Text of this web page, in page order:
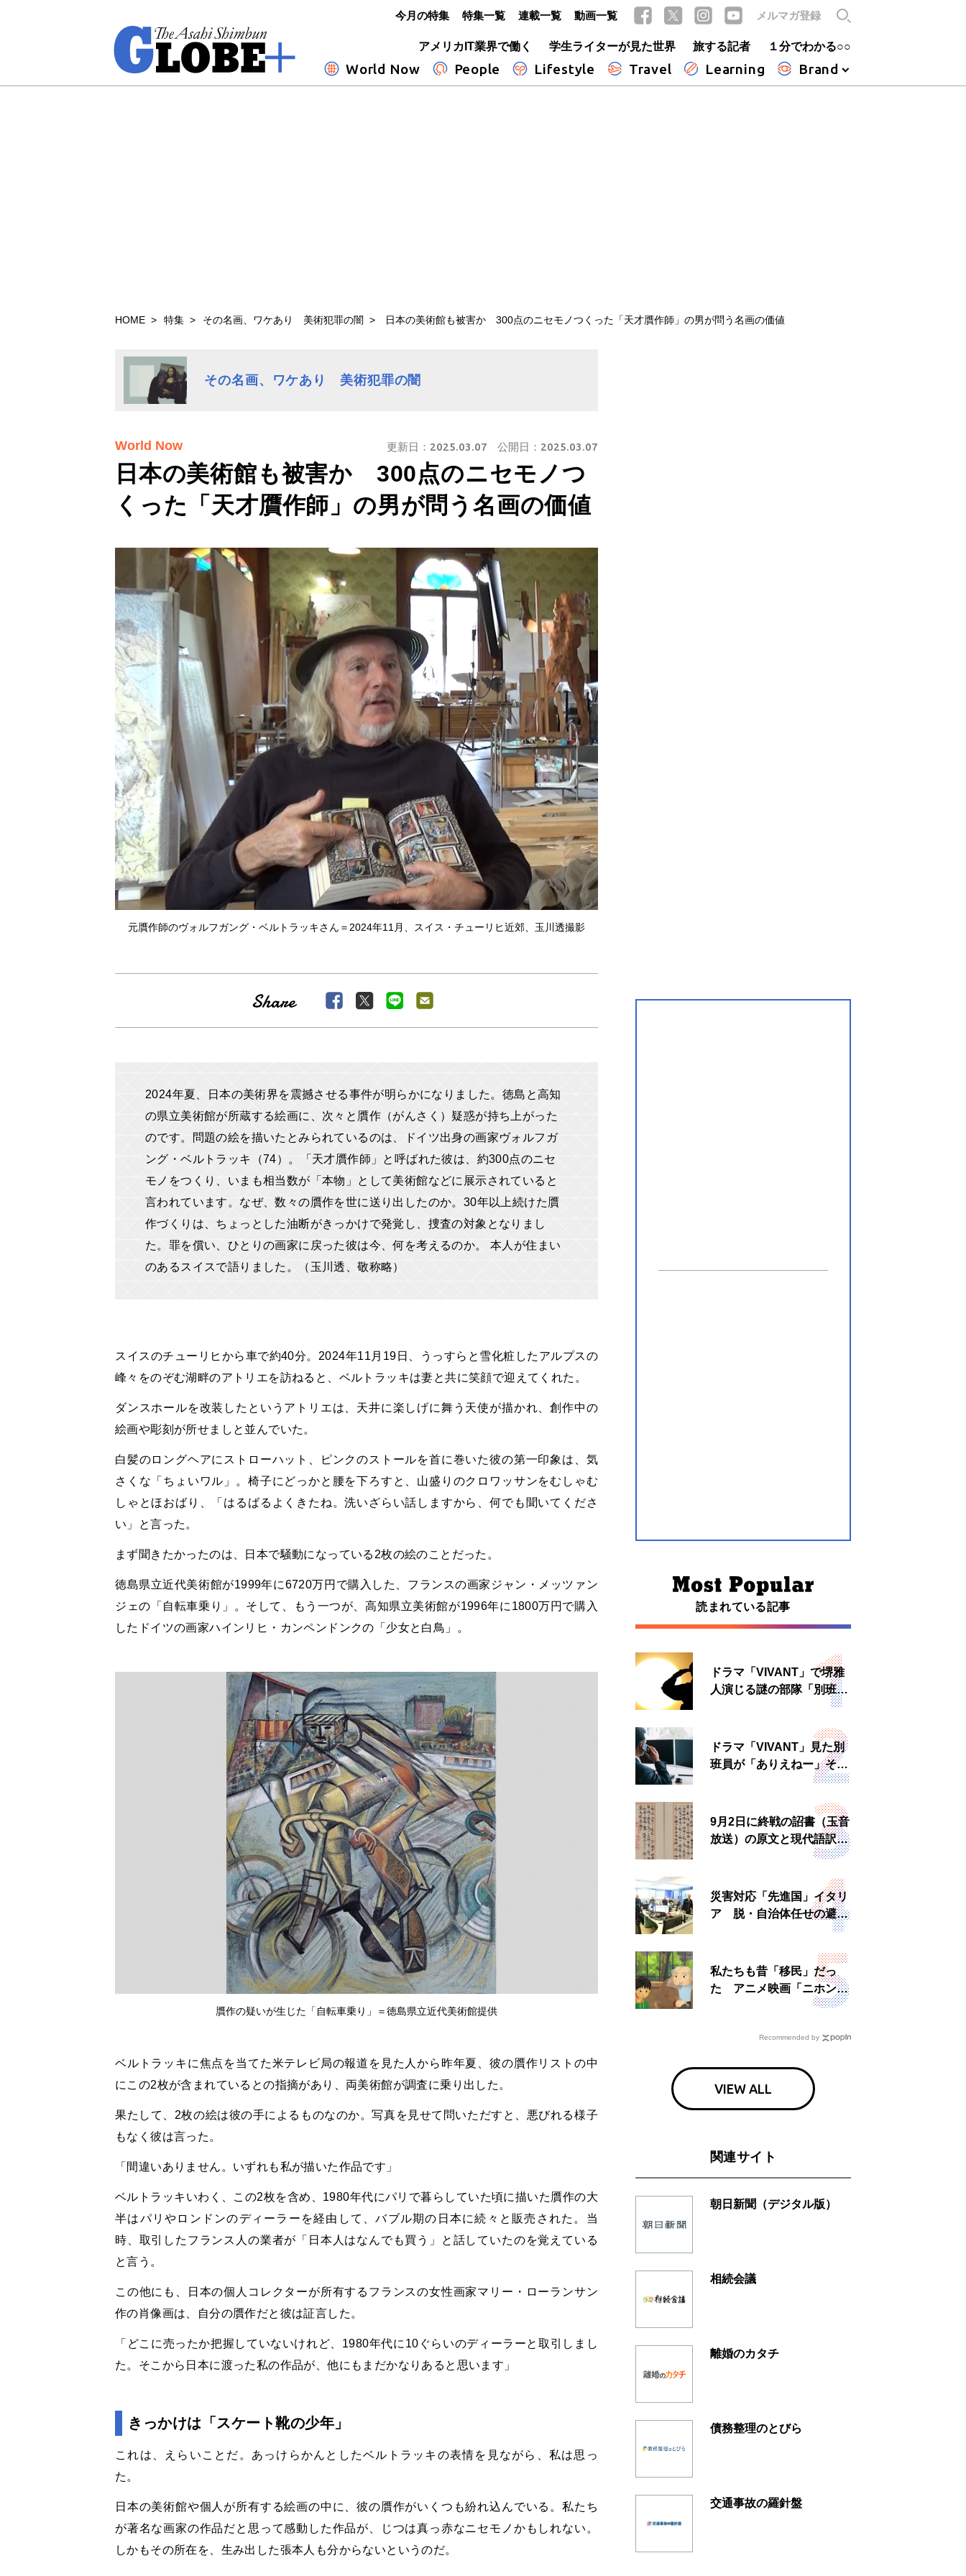
アメリカIT業界で働く
学生ライターが見た世界 旅する記者 １分でわかる○○
World Now People Lifestyle Travel Learning Brand
今月の特集 特集一覧 連載一覧 動画一覧 メルマガ登録
HOME 特集 その名画、ワケあり 美術犯罪の闇 日本の美術館も被害か 300点のニセモノつくった「天才贋作師」の男が問う名画の価値
その名画、ワケあり 美術犯罪の闇
日本の美術館も被害か 300点のニセモノつ
くった「天才贋作師」の男が問う名画の価値
World Now 更新日： 2025.03.07 公開日： 2025.03.07
元贋作師のヴォルフガング・ベルトラッキさん＝2024年11月、スイス・チューリヒ近郊、玉川透撮影
2024年夏、日本の美術界を震撼させる事件が明らかになりました。徳島と高知
の県立美術館が所蔵する絵画に、次々と贋作（がんさく）疑惑が持ち上がった
のです。問題の絵を描いたとみられているのは、ドイツ出身の画家ヴォルフガ
ング・ベルトラッキ（74）。「天才贋作師」と呼ばれた彼は、約300点のニセ
モノをつくり、いまも相当数が「本物」として美術館などに展示されていると
言われています。なぜ、数々の贋作を世に送り出したのか。30年以上続けた贋
作づくりは、ちょっとした油断がきっかけで発覚し、捜査の対象となりまし
た。罪を償い、ひとりの画家に戻った彼は今、何を考えるのか。 本人が住まい
のあるスイスで語りました。（玉川透、敬称略）
スイスのチューリヒから車で約40分。2024年11月19日、うっすらと雪化粧したアルプスの
峰々をのぞむ湖畔のアトリエを訪ねると、ベルトラッキは妻と共に笑顔で迎えてくれた。
ダンスホールを改装したというアトリエは、天井に楽しげに舞う天使が描かれ、創作中の
絵画や彫刻が所せましと並んでいた。
白髪のロングヘアにストローハット、ピンクのストールを首に巻いた彼の第一印象は、気
さくな「ちょいワル」。椅子にどっかと腰を下ろすと、山盛りのクロワッサンをむしゃむ
しゃとほおばり、「はるばるよくきたね。洗いざらい話しますから、何でも聞いてくださ
い」と言った。
まず聞きたかったのは、日本で騒動になっている2枚の絵のことだった。
徳島県立近代美術館が1999年に6720万円で購入した、フランスの画家ジャン・メッツァン
ジェの「自転車乗り」。そして、もう一つが、高知県立美術館が1996年に1800万円で購入
したドイツの画家ハインリヒ・カンペンドンクの「少女と白鳥」。
贋作の疑いが生じた「自転車乗り」＝徳島県立近代美術館提供
ベルトラッキに焦点を当てた米テレビ局の報道を見た人から昨年夏、彼の贋作リストの中
にこの2枚が含まれているとの指摘があり、両美術館が調査に乗り出した。
果たして、2枚の絵は彼の手によるものなのか。写真を見せて問いただすと、悪びれる様子
もなく彼は言った。
「間違いありません。いずれも私が描いた作品です」
ベルトラッキいわく、この2枚を含め、1980年代にパリで暮らしていた頃に描いた贋作の大
半はパリやロンドンのディーラーを経由して、バブル期の日本に続々と販売された。当
時、取引したフランス人の業者が「日本人はなんでも買う」と話していたのを覚えている
と言う。
この他にも、日本の個人コレクターが所有するフランスの女性画家マリー・ローランサン
作の肖像画は、自分の贋作だと彼は証言した。
「どこに売ったか把握していないけれど、1980年代に10ぐらいのディーラーと取引しまし
た。そこから日本に渡った私の作品が、他にもまだかなりあると思います」
きっかけは「スケート靴の少年」
これは、えらいことだ。あっけらかんとしたベルトラッキの表情を見ながら、私は思っ
た。
日本の美術館や個人が所有する絵画の中に、彼の贋作がいくつも紛れ込んでいる。私たち
が著名な画家の作品だと思って感動した作品が、じつは真っ赤なニセモノかもしれない。
しかもその所在を、生み出した張本人も分からないというのだ。
読まれている記事
ドラマ「VIVANT」で堺雅
人演じる謎の部隊「別班」
は実在する？内情知る人物
ドラマ「VIVANT」見た別
班員が「ありえねー」その
理由とは 非公然組織ゆえ
9月2日に終戦の詔書（玉音
放送）の原文と現代語訳を
読む もう一つの「終戦の
災害対応「先進国」イタリ
ア 脱・自治体任せの避難
所運営、被災者への温かい
私たちも昔「移民」だっ
た アニメ映画「ニホンジ
Recommended by
VIEW ALL
関連サイト
朝日新聞（デジタル版）
相続会議
離婚のカタチ
債務整理のとびら
交通事故の羅針盤